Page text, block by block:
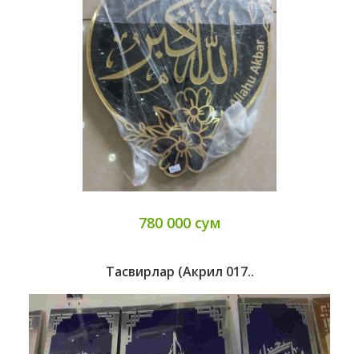
780 000 сум
Тасвирлар (Акрил 017..